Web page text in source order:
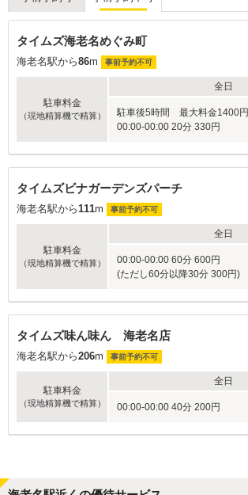
タイムズ海老名めぐみ町
海老名駅から86m 事前予約不可
駐車料金
（現地精算機で精算）
全日
駐車後5時間 最大料金1400円
00:00-00:00 20分 330円
タイムズビナガーデンズパーチ
海老名駅から111m 事前予約不可
駐車料金
（現地精算機で精算）
全日
00:00-00:00 60分 600円
(ただし60分以降30分 300円)
タイムズ味ん味ん 海老名店
海老名駅から206m 事前予約不可
駐車料金
（現地精算機で精算）
全日
00:00-00:00 40分 200円